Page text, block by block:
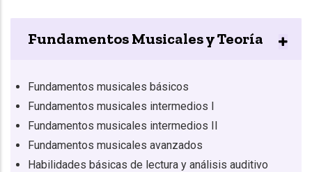
Fundamentos Musicales y Teoría
Fundamentos musicales básicos
Fundamentos musicales intermedios I
Fundamentos musicales intermedios II
Fundamentos musicales avanzados
Habilidades básicas de lectura y análisis auditivo